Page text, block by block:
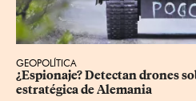
GEOPOLÍTICA
¿Espionaje? Detectan drones
estratégica de Alemania